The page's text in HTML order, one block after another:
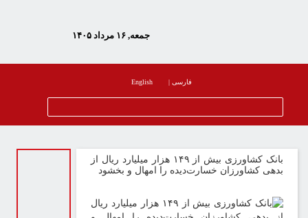
English
کشاورزی بیش از۱۴۹
هزار میلیارد ریال از
کشاورزان خسارت‌دیده را امهال و بخشود